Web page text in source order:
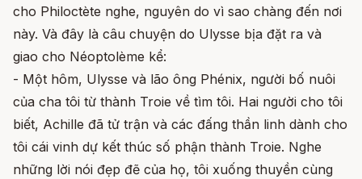
cho Philoctète nghe, nguyên do vì sao chàng đến nơi
này. Và đây là câu chuyện do Ulysse bịa đặt ra và
giao cho Néoptolème kể:
- Một hôm, Ulysse và lão ông Phénix, người bố nuôi
của cha tôi từ thành Troie về tìm tôi. Hai người cho tôi
biết, Achille đã tử trận và các đấng thần linh dành cho
tôi cái vinh dự kết thúc số phận thành Troie. Nghe
những lời nói đẹp đẽ của họ, tôi xuống thuyền cùng